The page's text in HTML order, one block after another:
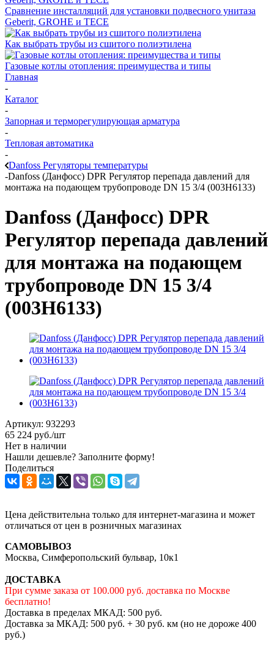
Сравнение инсталляций для установки подвесного унитаза
Geberit, GROHE и TECE
Как выбрать трубы из сшитого полиэтилена
Газовые котлы отопления: преимущества и типы
Главная
-
Каталог
-
Запорная и терморегулирующая арматура
-
Тепловая автоматика
-
Danfoss Регуляторы температуры
-Danfoss (Данфосс) DPR Регулятор перепада давлений для
монтажа на подающем трубопроводе DN 15 3/4 (003H6133)
Danfoss (Данфосс) DPR
Регулятор перепада давлений
для монтажа на подающем
трубопроводе DN 15 3/4
(003H6133)
Артикул: 932293
65 224 руб./шт
Нет в наличии
Нашли дешевле? Заполните форму!
Поделиться
Цена действительна только для интернет-магазина и может
отличаться от цен в розничных магазинах
САМОВЫВОЗ
Москва, Симферопольский бульвар, 10к1
ДОСТАВКА
При сумме заказа от 100.000 руб. доставка по Москве
бесплатно!
Доставка в пределах МКАД: 500 руб.
Доставка за МКАД: 500 руб. + 30 руб. км (но не дороже 400
руб.)